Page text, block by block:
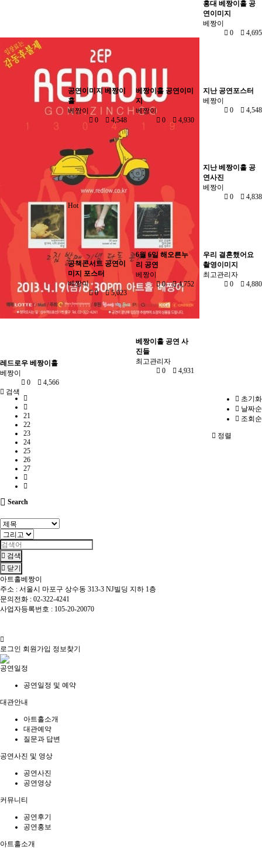
홍대 베짱이홀 공
연이미지
베짱이
0
4,695
레드로우 베짱이홀
베짱이
0
4,566
공연이미지 베짱이
홀
베짱이
0
4,548
베짱이홀 공연이미
지
베짱이
0
4,930
지난 공연포스터
베짱이
0
4,548
지난 베짱이홀 공
연사진
베짱이
0
4,838
Hot
공책콘서트 공연이
미지 포스터
베짱이
0 5,023
6월 6일 해오른누
리 공연
베짱이
0 4,752
우리 결혼했어요
촬영이미지
최고관리자
0
4,880
베짱이홀 공연 사
진들
최고관리자
0
4,931
초기화
날짜순
조회순
정렬
검색
21
22
23
24
25
26
27
Search
검색
닫기
아트홀베짱이
주소 : 서울시 마포구 상수동 313-3 NJ빌딩 지하 1층
문의전화 : 02-322-4241
사업자등록번호 : 105-20-20070
로그인 회원가입 정보찾기
공연일정
공연일정 및 예약
대관안내
아트홀소개
대관예약
질문과 답변
공연사진 및 영상
공연사진
공연영상
커뮤니티
공연후기
공연홍보
아트홀소개